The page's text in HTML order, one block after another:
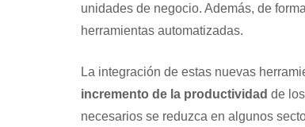
unidades de negocio. Además, de
herramientas automatizadas.
La integración de estas nuevas
incremento de la productividad de
necesarios se reduzca en algunos